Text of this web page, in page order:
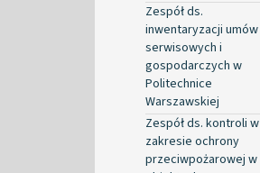
Zespół ds.
inwentaryzacji umów
serwisowych i
gospodarczych w
Politechnice
Warszawskiej
Zespół ds. kontroli w
zakresie ochrony
przeciwpożarowej w